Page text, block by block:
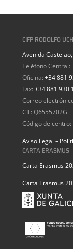
CIFP RODOLFO
Avenida
Teléfono Central:
Oficina: +34 881
Fax: +34 881 930
Correo
CIF: Q6555702G
Código de centro:
Aviso Legal –
CARTA ERASMUS
Carta Erasmus
Carta Erasmus